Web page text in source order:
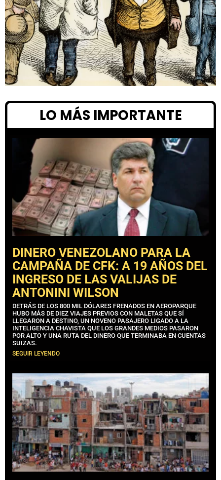
LO MÁS IMPORTANTE
DINERO VENEZOLANO PARA LA
CAMPAÑA DE CFK: A 19 AÑOS DEL
INGRESO DE LAS VALIJAS DE
ANTONINI WILSON
DETRÁS DE LOS 800 MIL DÓLARES FRENADOS EN AEROPARQUE
HUBO MÁS DE DIEZ VIAJES PREVIOS CON MALETAS QUE SÍ
LLEGARON A DESTINO, UN NOVENO PASAJERO LIGADO A LA
INTELIGENCIA CHAVISTA QUE LOS GRANDES MEDIOS PASARON
POR ALTO Y UNA RUTA DEL DINERO QUE TERMINABA EN CUENTAS
SUIZAS.
SEGUIR LEYENDO